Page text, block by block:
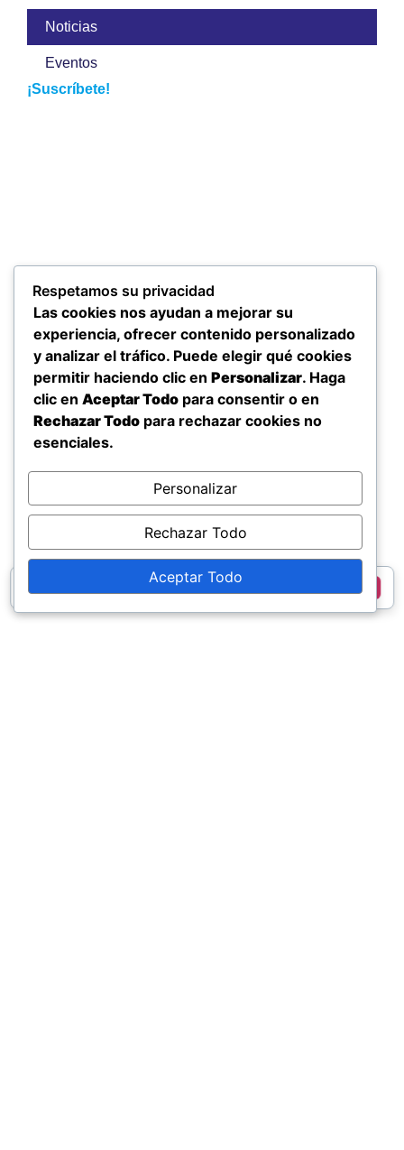
Respetamos su privacidad
Las cookies nos ayudan a mejorar su
experiencia, ofrecer contenido personalizado
y analizar el tráfico. Puede elegir qué cookies
permitir haciendo clic en Personalizar. Haga
clic en Aceptar Todo para consentir o en
Rechazar Todo para rechazar cookies no
esenciales.
Personalizar
Rechazar Todo
Aceptar Todo
Noticias
Eventos
¡Suscríbete!